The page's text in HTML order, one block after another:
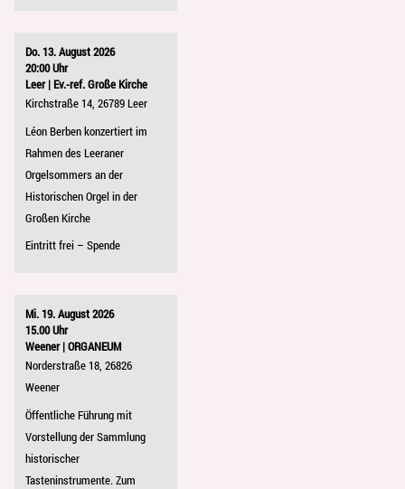
Do. 13. August 2026
20:00 Uhr
Leer | Ev.-ref. Große Kirche
Kirchstraße 14, 26789 Leer
Léon Berben konzertiert im
Rahmen des Leeraner
Orgelsommers an der
Historischen Orgel in der
Großen Kirche
Eintritt frei – Spende
Mi. 19. August 2026
15.00 Uhr
Weener | ORGANEUM
Norderstraße 18, 26826
Weener
Öffentliche Führung mit
Vorstellung der Sammlung
historischer
Tasteninstrumente. Zum